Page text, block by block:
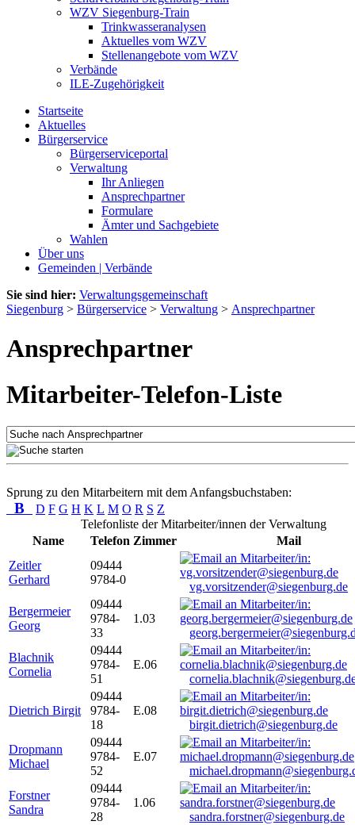
WZV Siegenburg-Train
Trinkwasseranalysen
Aktuelles vom WZV
Stellenangebote vom WZV
Verbände
ILE-Zugehörigkeit
Startseite
Aktuelles
Bürgerservice
Bürgerserviceportal
Verwaltung
Ihr Anliegen
Ansprechpartner
Formulare
Ämter und Sachgebiete
Wahlen
Über uns
Gemeinden | Verbände
Sie sind hier: Verwaltungsgemeinschaft
Siegenburg > Bürgerservice > Verwaltung > Ansprechpartner
Ansprechpartner
Mitarbeiter-Telefon-Liste
Sprung zu den Mitarbeitern mit dem Anfangsbuchstaben:
B D F G H K L M O R S Z
Telefonliste der Mitarbeiter/innen der Verwaltung
Name
Telefon Zimmer
Mail
Zeitler
Gerhard
09444
9784-0
vg.vorsitzender@siegenburg.de
Bergermeier
Georg
09444
9784-
33
1.03
Blachnik
Cornelia
09444
9784-
51
E.06
Dietrich Birgit
09444
9784-
18
E.08
birgit.dietrich@siegenburg.de
Dropmann
Michael
09444
9784-
52
E.07
Forstner
Sandra
09444
9784-
28
1.06
sandra.forstner@siegenburg.de